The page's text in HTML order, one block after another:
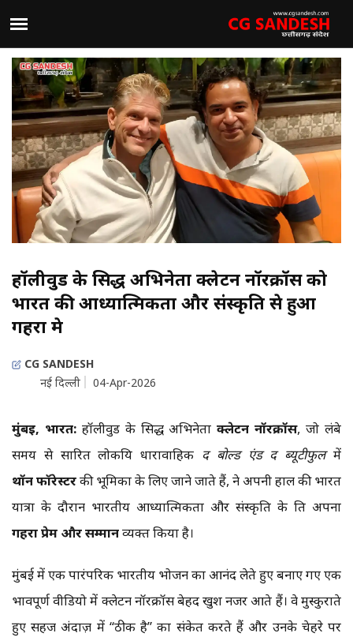
हॉलीवुड के प्रसिद्ध अभिनेता क्लेटन नॉरक्रॉस को
भारत की आध्यात्मिकता और संस्कृति से हुआ
गहरा प्रेम
CG SANDESH
नई दिल्ली
04-Apr-2026
मुंबई, भारत:हॉलीवुड के प्रसिद्ध अभिनेताक्लेटन नॉरक्रॉस, जो लंबे
समय से प्रसारित लोकप्रिय धारावाहिक द बोल्ड एंड द ब्यूटीफुलमें
थॉर्नफॉरेस्टरकी भूमिका के लिए जाने जाते हैं, ने अपनी हाल की भारत
यात्रा के दौरान भारतीय आध्यात्मिकता और संस्कृति के प्रति अपना
गहराप्रेम औरसम्मानव्यक्त किया है।
मुंबई में एक पारंपरिक भारतीय भोजन का आनंद लेते हुए बनाए गए एक
भावपूर्ण वीडियो में क्लेटन नॉरक्रॉस बेहद खुश नजर आते हैं। वे मुस्कुराते
हुए सहज अंदाज़ में “ठीक है” का संकेत करते हैं और उनके चेहरे पर